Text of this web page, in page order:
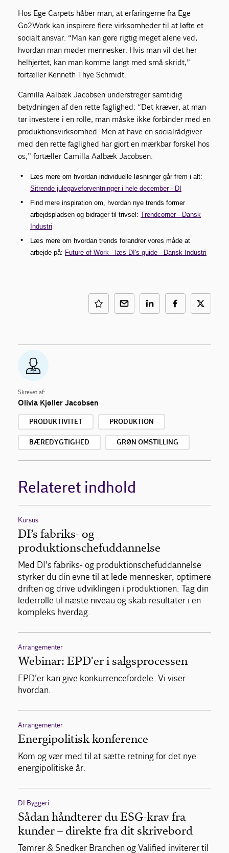
Hos Ege Carpets håber man, at erfaringerne fra Ege
Go2Work kan inspirere flere virksomheder til at løfte et
socialt ansvar. “Man kan gøre rigtig meget alene ved,
hvordan man møder mennesker. Hvis man vil det her
helhjertet, kan man komme langt med små skridt,”
fortæller Kenneth Thye Schmidt.
Camilla Aalbæk Jacobsen understreger samtidig
betydningen af den rette faglighed: “Det kræver, at man
tør investere i en rolle, man måske ikke forbinder med en
produktionsvirksomhed. Men at have en socialrådgiver
med den rette faglighed har gjort en mærkbar forskel hos
os,” fortæller Camilla Aalbæk Jacobsen.
Læs mere om hvordan individuelle løsninger går frem i alt:
Sitrende julegaveforventninger i hele december - DI
Find mere inspiration om, hvordan nye trends former
arbejdspladsen og bidrager til trivsel:Trendcorner - Dansk
Industri
Læs mere om hvordan trends forandrer vores måde at
arbejde på: Future of Work - læs DI's guide - Dansk Industri
Skrevet af:
Olivia Kjøller Jacobsen
PRODUKTIVITET PRODUKTION
BÆREDYGTIGHED GRØN OMSTILLING
Relateret indhold
Kursus
DI’s fabriks- og
produktionschefuddannelse
Med DI’s fabriks- og produktionschefuddannelse
styrker du din evne til at lede mennesker, optimere
driften og drive udviklingen i produktionen. Tag din
lederrolle til næste niveau og skab resultater i en
kompleks hverdag.
Arrangementer
Webinar: EPD'er i salgsprocessen
EPD'er kan give konkurrencefordele. Vi viser
hvordan.
Arrangementer
Energipolitisk konference
Kom og vær med til at sætte retning for det nye
energipolitiske år.
DI Byggeri
Sådan håndterer du ESG-krav fra
kunder – direkte fra dit skrivebord
Tømrer & Snedker Branchen og Valified inviterer til